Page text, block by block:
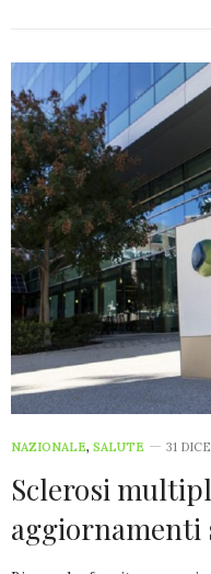
NAZIONALE, SALUTE 31
Sclerosi
aggiornamenti